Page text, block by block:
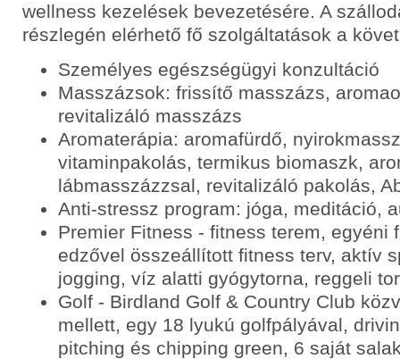
wellness kezelések bevezetésére. A
részlegén elérhető fő szolgáltatások a
Személyes egészségügyi konzultáció
Masszázsok: frissítő masszázs,
revitalizáló masszázs
Aromaterápia: aromafürdő,
vitaminpakolás, termikus biomaszk,
lábmasszázzsal, revitalizáló pakolás,
Anti-stressz program: jóga, meditáció,
Premier Fitness - fitness terem, egyéni
edzővel összeállított fitness terv, aktív
jogging, víz alatti gyógytorna, reggeli
Golf - Birdland Golf & Country Club
mellett, egy 18 lyukú golfpályával,
pitching és chipping green, 6 saját